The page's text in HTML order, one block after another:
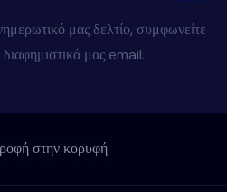
μας δελτίο, συμφωνείτε
μας email.
στην κορυφή